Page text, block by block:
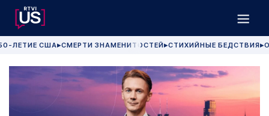
ЛЕТИЕ США▶СМЕРТИ ЗНАМЕНИТОСТЕЙ▶СТИХИЙНЫЕ БЕДСТВИЯ▶